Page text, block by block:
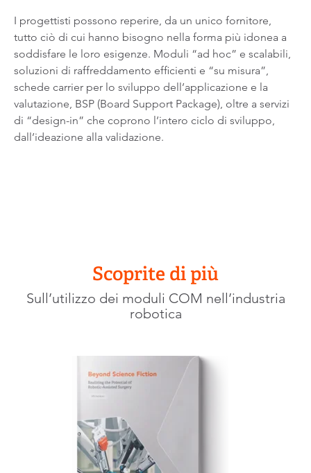
I progettisti possono reperire, da un unico fornitore,
tutto ciò di cui hanno bisogno nella forma più idonea a
soddisfare le loro esigenze. Moduli “ad hoc” e scalabili,
soluzioni di raffreddamento efficienti e “su misura”,
schede carrier per lo sviluppo dell’applicazione e la
valutazione, BSP (Board Support Package), oltre a servizi
di “design-in” che coprono l’intero ciclo di sviluppo,
dall’ideazione alla validazione.
Scoprite di più
Sull’utilizzo dei moduli COM nell’industria
robotica